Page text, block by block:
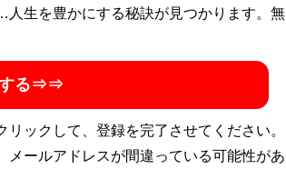
の末東大合格を果たす。著書に最小コスト
『東大式時間術』など。株式会社カルペ・
法」などを伝える。MENSA会員。（Xア
生を豊かにする秘訣が見つかります。無
する⇒⇒
ックして、登録を完了させてください。
ールアドレスが間違っている可能性があ